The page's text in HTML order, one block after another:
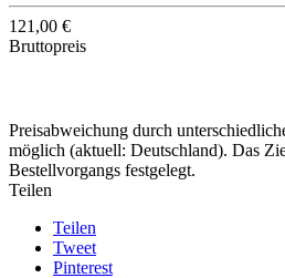
121,00 €
Bruttopreis
Preisabweichung durch
möglich (aktuell: Deutschland). Das
Bestellvorgangs festgelegt.
Teilen
Teilen
Tweet
Pinterest